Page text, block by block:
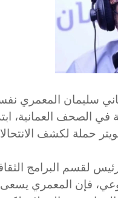
سليمان المعمري
حملة لكشف
لقسم البرامج
فإن المعمري